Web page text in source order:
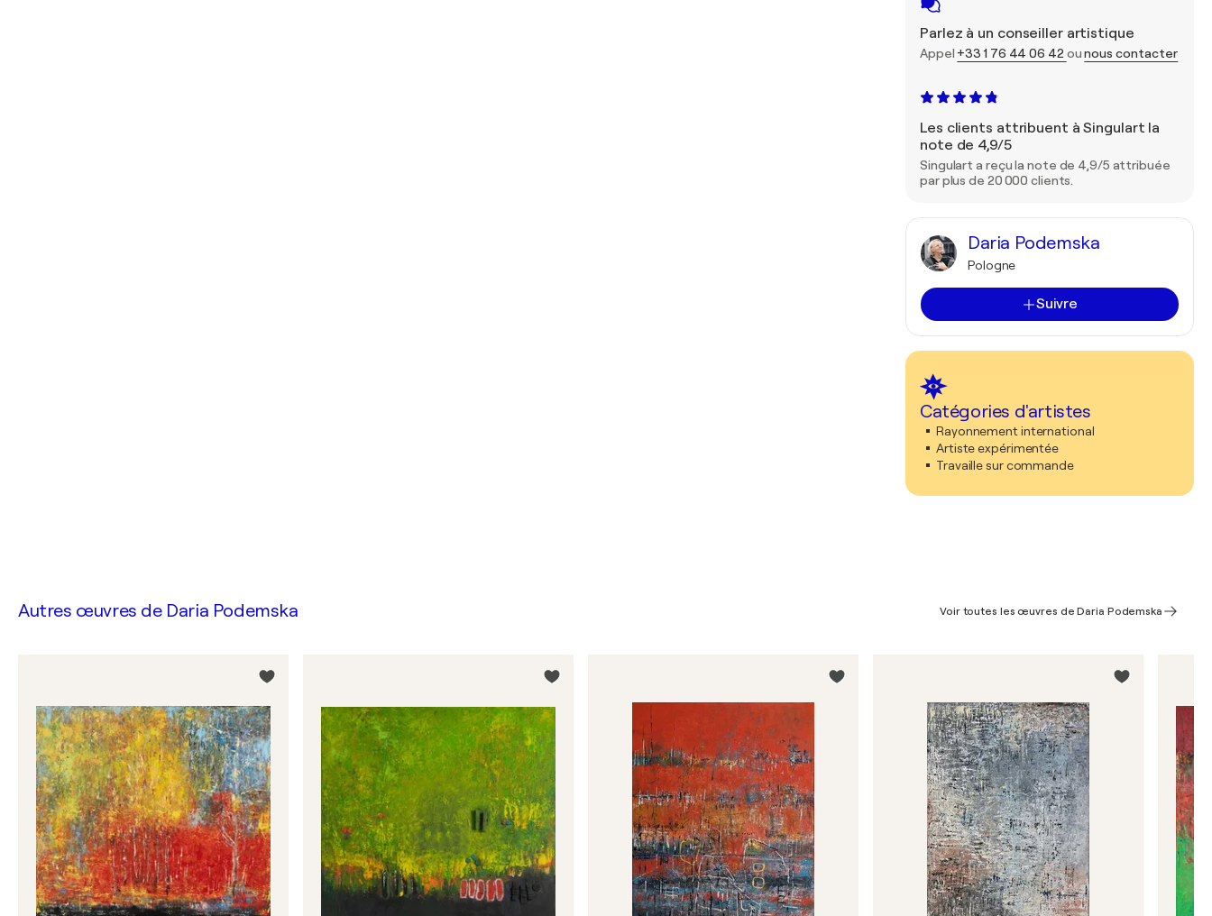
Parlez à un conseiller artistique
Appel +33 1 76 44 06 42 ounous contacter
Les clients attribuent à Singulart la
note de 4,9/5
Singulart a reçu la note de 4,9/5 attribuée
par plus de 20 000 clients.
Daria Podemska
Pologne
Suivre
Catégories d'artistes
Rayonnement international
Artiste expérimentée
Travaille sur commande
Autres œuvres de Daria Podemska Voir toutes les œuvres de Daria Podemska